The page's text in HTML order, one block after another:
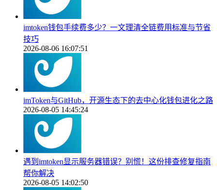
imtoken钱包手续费多少？一文理清全链费用标准与节省
技巧
2026-08-06 16:07:51
imToken与GitHub，开源生态下的去中心化钱包进化之路
2026-08-05 14:45:24
遇到imtoken显示服务器错误？别慌！这份排查修复指南
帮你解决
2026-08-05 14:02:50